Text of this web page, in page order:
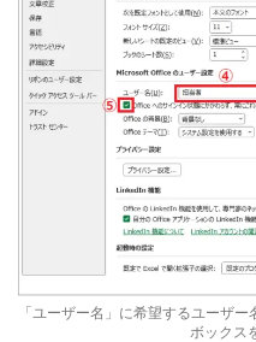
「ユーザー名」に希望するユーザ
ボックス